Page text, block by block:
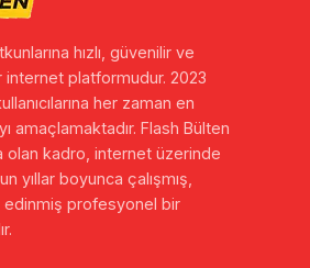
hızlı, güvenilir ve
platformudur. 2023
her zaman en
amaçlamaktadır. Flash Bülten
kadro, internet üzerinde
yıllar boyunca çalışmış,
profesyonel bir